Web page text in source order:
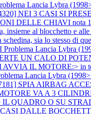
Lancia Lybra
NEI 3 CASI SI
DELLE CHIAVI nota 1:
insieme al blocchetto e
sia lo stesso di
Problema Lancia Lybra
UN CALO DI
IL MOTORE:> in
Lancia Lybra
SPIA AIRBAG
VA A 3
QUADRO O SU
DALLE